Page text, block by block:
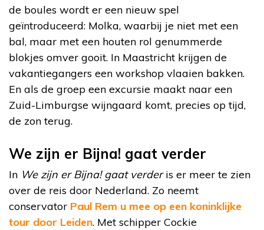
de boules wordt er een nieuw spel
geïntroduceerd: Molka, waarbij je niet met een
bal, maar met een houten rol genummerde
blokjes omver gooit. In Maastricht krijgen de
vakantiegangers een workshop vlaaien bakken.
En als de groep een excursie maakt naar een
Zuid-Limburgse wijngaard komt, precies op tijd,
de zon terug.
We zijn er Bijna! gaat verder
In We zijn er Bijna! gaat verderis er meer te zien
over de reis door Nederland. Zo neemt
conservator Paul Rem u mee op een koninklijke
tour door Leiden. Met schipper Cockie